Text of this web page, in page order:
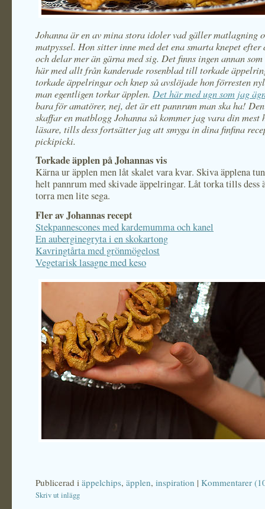
Johanna är en av mina stora idoler vad gäller matlagning
matpyssel. Hon sitter inne med det ena smarta knepet efter
och delar mer än gärna med sig. Det finns ingen annan
här med allt från kanderade rosenblad till torkade
torkade äppelringar och knep så avslöjade hon förresten
man egentligen torkar äpplen. Det här med ugn som jag
bara för amatörer, nej, det är ett pannrum man ska ha!
skaffar en matblogg Johanna så kommer jag vara din mest
läsare, tills dess fortsätter jag att smyga in dina finfina
pickipicki.
Torkade äpplen på Johannas vis
Kärna ur äpplen men låt skalet vara kvar. Skiva äpplena
helt pannrum med skivade äppelringar. Låt torka tills dess
torra men lite sega.
Fler av Johannas recept
Stekpannescones med kardemumma och kanel
En auberginegryta i en skokartong
Kavringtårta med grönmögelost
Vegetarisk lasagne med keso
Publicerad i äppelchips, äpplen, inspiration | Kommentarer
Skriv ut inlägg